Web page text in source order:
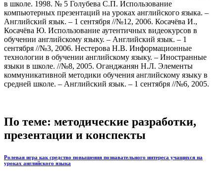
в школе. 1998. № 5 Голубева С.П. Использование
компьютерных презентаций на уроках английского языка. –
Английский язык. – 1 сентября //№12, 2006. Косачёва И.,
Косачёва Ю. Использование аутентичных видеокурсов в
обучении английскому языку. – Английский язык. – 1
сентября //№3, 2006. Нестерова Н.В. Информационные
технологии в обучении английскому языку. – Иностранные
языки в школе. //№8, 2005. Оганджанян Н.Л. Элементы
коммуникативной методики обучения английскому языку в
средней школе. – Английский язык. – 1 сентября //№6, 2005.
По теме: методические разработки,
презентации и конспекты
Ролевая игра как средство повышения познавательного интереса учащихся на
уроках английского языка